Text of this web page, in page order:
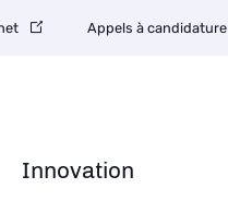
Innovation
Appels à candidature